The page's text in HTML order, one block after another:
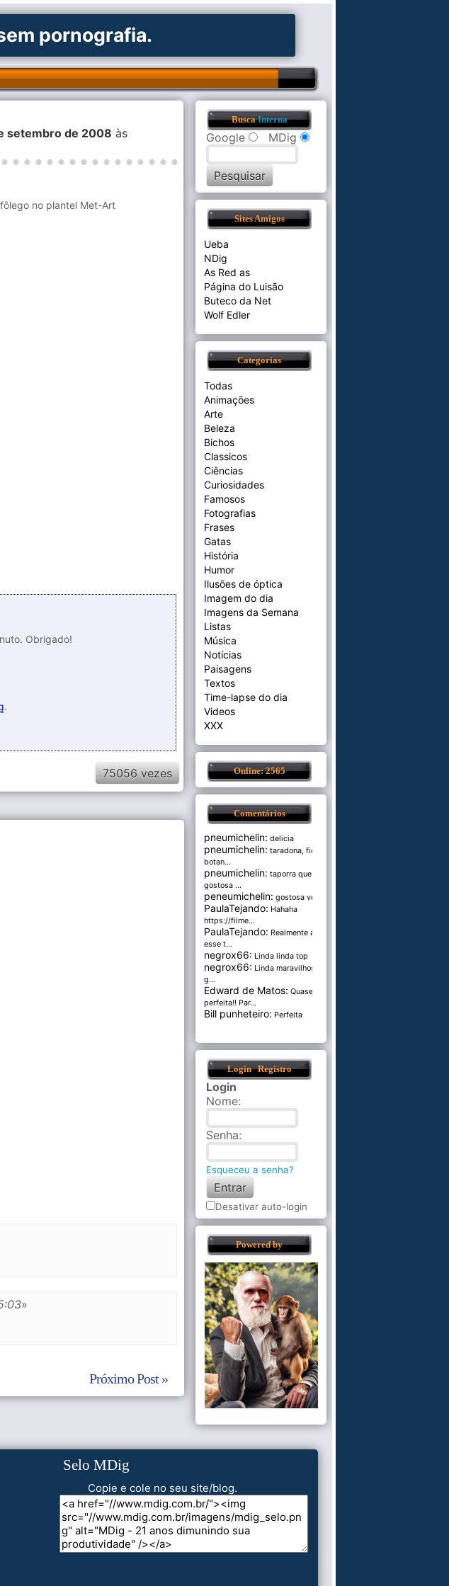
pornografia.
setembro de 2008 às
no plantel Met-Art
Obrigado!
.
75056 vezes
»
Próximo Post »
BuscaInterna
Google MDig
Sites Amigos
Ueba
NDig
As Red as
Página do Luisão
Buteco da Net
Wolf Edler
Categorias
Todas
Animações
Arte
Beleza
Bichos
Classicos
Ciências
Curiosidades
Famosos
Fotografias
Frases
Gatas
História
Humor
Ilusões de óptica
Imagem do dia
Imagens da Semana
Listas
Música
Notícias
Paisagens
Textos
Time-lapse do dia
Videos
XXX
Online: 2565
Comentários
pneumichelin: delicia
pneumichelin: taradona, fica
botan...
pneumichelin: taporra que
gostosa ...
peneumichelin: gostosa véia
PaulaTejando: Hahaha
https://filme...
PaulaTejando: Realmente amo
esse t...
negrox66: Linda linda top
negrox66: Linda maravilhosa,
g...
Edward de Matos: Quase
perfeita!! Par...
Bill punheteiro: Perfeita
Login Registro
Login
Nome:
Senha:
Esqueceu a senha?
Desativar auto-login
Powered by
Selo MDig
Copie e cole no seu site/blog.